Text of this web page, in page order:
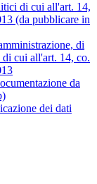
di cui all'art. 14,
(da pubblicare in
di
cui all'art. 14, co.
da
dei dati